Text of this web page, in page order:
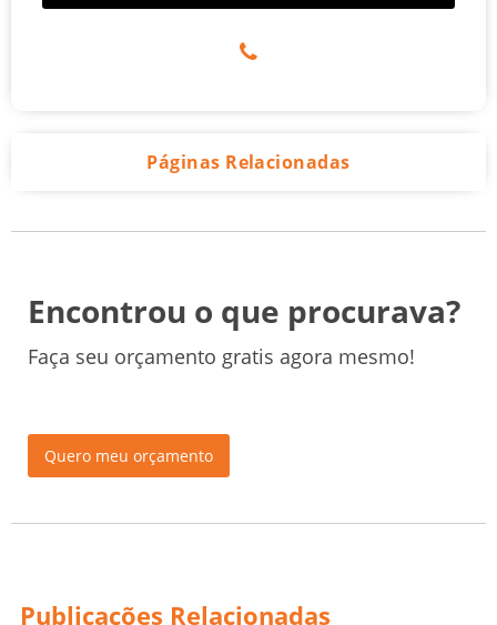
Páginas Relacionadas
Encontrou o que procurava?
Faça seu orçamento gratis agora mesmo!
Quero meu orçamento
Publicações Relacionadas